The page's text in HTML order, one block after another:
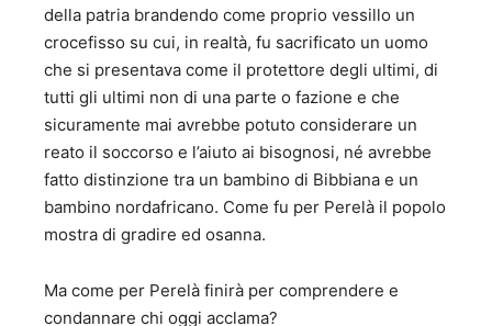
della patria brandendo come proprio vessillo un
crocefisso su cui, in realtà, fu sacrificato un uomo
che si presentava come il protettore degli ultimi, di
tutti gli ultimi non di una parte o fazione e che
sicuramente mai avrebbe potuto considerare un
reato il soccorso e l’aiuto ai bisognosi, né avrebbe
fatto distinzione tra un bambino di Bibbiana e un
bambino nordafricano. Come fu per Perelà il popolo
mostra di gradire ed osanna.
Ma come per Perelà finirà per comprendere e
condannare chi oggi acclama?